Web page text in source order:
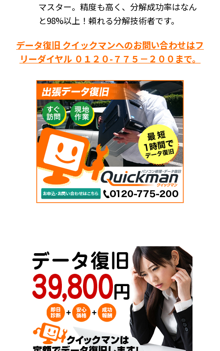
マスター。精度も高く、分解成功率はなん
と98%以上！頼れる分解技術者です。
データ復旧 クイックマンへのお問い合わせはフ
リーダイヤル ０１２０-７７５－２００まで。